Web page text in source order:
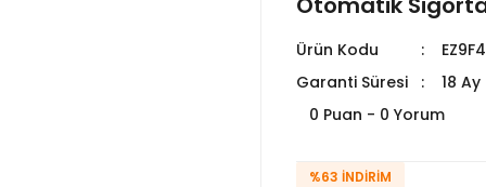
Ürün Kodu
Garanti Süresi
18 Ay
0 Puan - 0 Yorum
%63 İNDIRIM